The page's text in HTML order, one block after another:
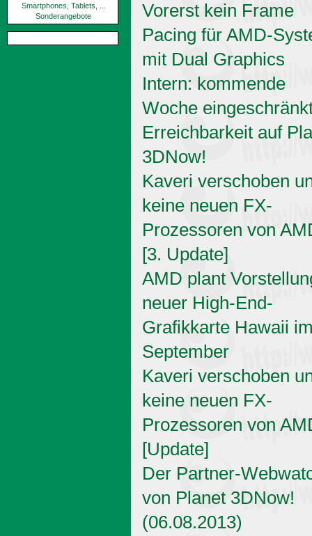
Smartphones, Tablets, ...
Sonderangebote
Vorerst kein Frame
Pacing für AMD-
mit Dual Graphics
Intern: kommende
Woche
Erreichbarkeit auf
3DNow!
Kaveri verschoben
keine neuen FX-
Prozessoren von
[3. Update]
AMD plant
neuer High-End-
Grafikkarte Hawaii
September
Kaveri verschoben
keine neuen FX-
Prozessoren von
[Update]
Der Partner-
von Planet 3DNow!
(06.08.2013)